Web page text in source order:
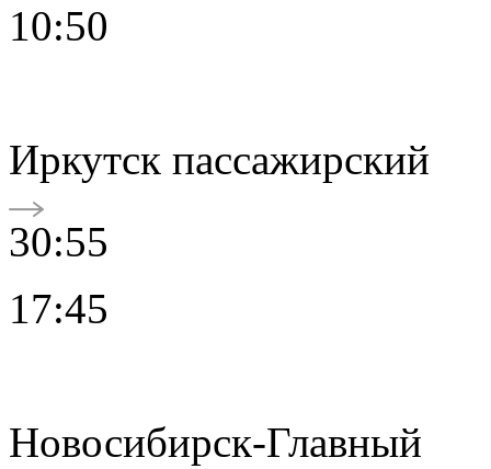
10:50
Иркутск пассажирский
30:55
17:45
Новосибирск-Главный